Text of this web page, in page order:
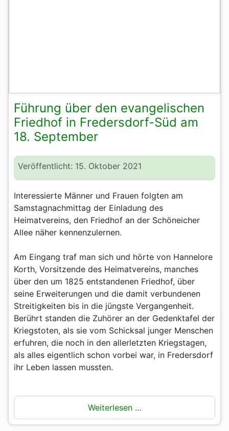
Führung über den evangelischen
Friedhof in Fredersdorf-Süd am
18. September
Veröffentlicht: 15. Oktober 2021
Interessierte Männer und Frauen folgten am
Samstagnachmittag der Einladung des
Heimatvereins, den Friedhof an der Schöneicher
Allee näher kennenzulernen.
Am Eingang traf man sich und hörte von Hannelore
Korth, Vorsitzende des Heimatvereins, manches
über den um 1825 entstandenen Friedhof, über
seine Erweiterungen und die damit verbundenen
Streitigkeiten bis in die jüngste Vergangenheit.
Berührt standen die Zuhörer an der Gedenktafel der
Kriegstoten, als sie vom Schicksal junger Menschen
erfuhren, die noch in den allerletzten Kriegstagen,
als alles eigentlich schon vorbei war, in Fredersdorf
ihr Leben lassen mussten.
Weiterlesen …